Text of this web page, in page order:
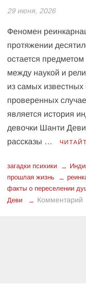
29 июня, 2026
Феномен
протяжении
остается предметом
между наукой и
из самых известных
проверенных
является история
девочки Шанти
рассказы …
загадки психики
прошлая жизнь
факты о переселении
Деви
Комментарий